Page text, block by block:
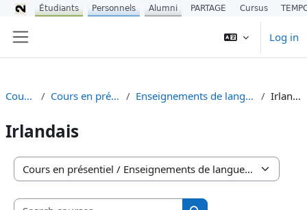
Log in
Courses Cours en présentiel Enseignements de langues (UEL) Irlandais
Irlandais
Course categories
Search courses
Étudiants Personnels Alumni PARTAGE Cursus